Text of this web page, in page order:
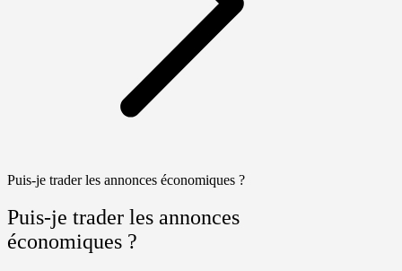
Puis-je trader les annonces économiques ?
Puis-je trader les annonces
économiques ?